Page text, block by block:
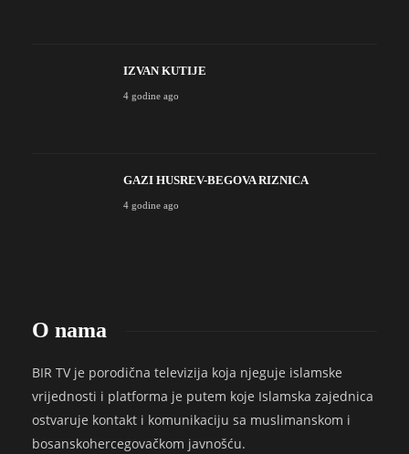
IZVAN KUTIJE
4 godine ago
GAZI HUSREV-BEGOVA RIZNICA
4 godine ago
O nama
BIR TV je porodična televizija koja njeguje islamske
vrijednosti i platforma je putem koje Islamska zajednica
ostvaruje kontakt i komunikaciju sa muslimanskom i
bosanskohercegovačkom javnošću.